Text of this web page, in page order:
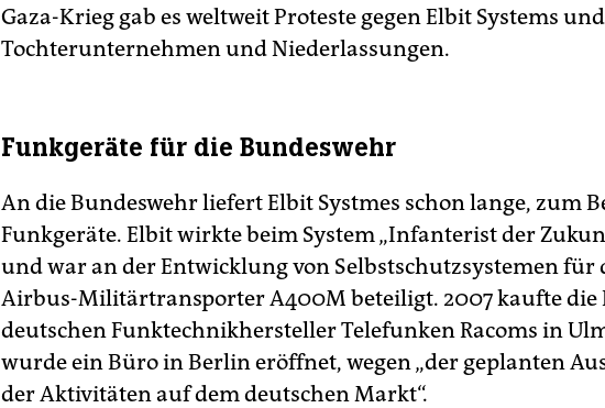
Gaza-Krieg gab es weltweit Proteste gegen Elbit Systems
Tochterunternehmen und Niederlassungen.
Funkgeräte für die Bundeswehr
An die Bundeswehr liefert Elbit Systmes schon lange, zum
Funkgeräte. Elbit wirkte beim System „Infanterist der
und war an der Entwicklung von Selbstschutzsystemen für
Airbus-Militärtransporter A400M beteiligt. 2007 kaufte die
deutschen Funktechnikhersteller Telefunken Racoms in
wurde ein Büro in Berlin eröffnet, wegen „der geplanten
der Aktivitäten auf dem deutschen Markt“.